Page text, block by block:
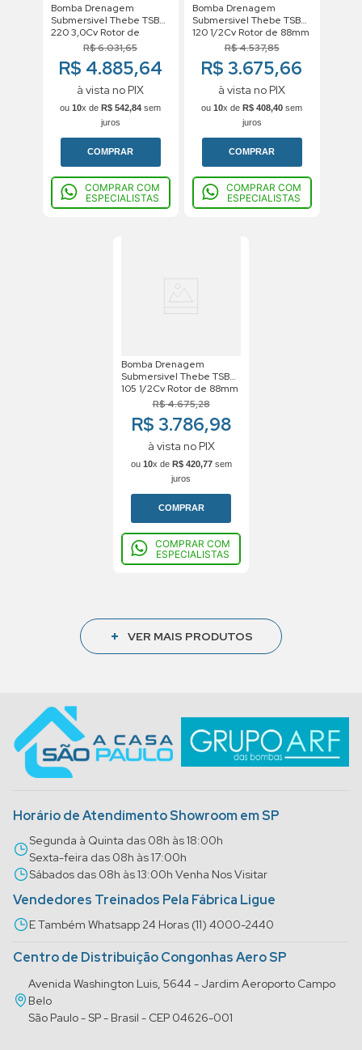
Bomba Drenagem
Submersivel Thebe TSB
220 3,0Cv Rotor de
128mm Trifasico Motor
R$6.031,65
R$ 4.885,64
à vista no PIX
ou 10x de R$ 542,84 sem
juros
COMPRAR
COMPRAR COM
ESPECIALISTAS
Bomba Drenagem
Submersivel Thebe TSB
120 1/2Cv Rotor de 88mm
Trifasico Motor Weg IP68
R$4.537,85
R$ 3.675,66
à vista no PIX
ou 10x de R$ 408,40 sem
juros
COMPRAR
COMPRAR COM
ESPECIALISTAS
Bomba Drenagem
Submersivel Thebe TSB
105 1/2Cv Rotor de 88mm
Monofasico Motor Weg
R$4.675,28
R$ 3.786,98
à vista no PIX
ou 10x de R$ 420,77sem
juros
COMPRAR
COMPRAR COM
ESPECIALISTAS
Horário de Atendimento Showroom em SP
Segunda à Quinta das 08h às 18:00h
Sexta-feira das 08h às 17:00h
Sábados das 08h às 13:00h Venha Nos Visitar
Vendedores Treinados Pela Fábrica Ligue
E Também Whatsapp 24 Horas (11) 4000-2440
Centro de Distribuição Congonhas Aero SP
Avenida Washington Luis, 5644 - Jardim Aeroporto Campo
Belo
São Paulo - SP - Brasil - CEP 04626-001